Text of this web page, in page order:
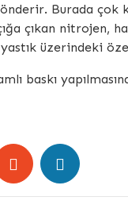
Burada çok
çıkan nitrojen,
üzerindeki
baskı